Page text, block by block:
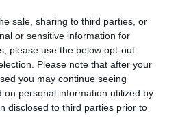
sale, sharing to third parties, or
or sensitive information for
please use the below opt-out
Please note that after your
you may continue seeing
on personal information utilized by
disclosed to third parties prior to
resultados
a protagonizar
¿Le da algo de vértigo?